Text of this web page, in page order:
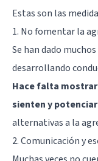
Estas son las
1. No fomentar la
Se han dado
desarrollando
Hace falta
sienten y
alternativas a la
2. Comunicación y